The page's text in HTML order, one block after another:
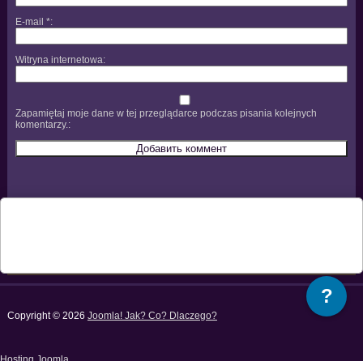
E-mail *
Witryna internetowa
Zapamiętaj moje dane w tej przeglądarce podczas pisania kolejnych
komentarzy.
Copyright © 2026 Joomla! Jak? Co? Dlaczego?
?